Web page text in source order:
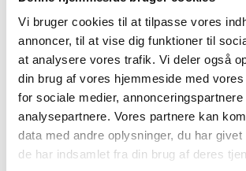
Vi bruger cookies til at tilpasse vores
annoncer, til at vise dig funktioner til
at analysere vores trafik. Vi deler også
din brug af vores hjemmeside med
for sociale medier, annonceringspartnere
analysepartnere. Vores partnere kan
data med andre oplysninger, du har
de har indsamlet fra din brug af deres
periode mere.
Valgoplæg
Er du nysgerrig på at lære
bestyrelsesmedlemmerne bedre at
du læse valgoplæggene fra Line
Juul Kristensen, Jens Kofoed og